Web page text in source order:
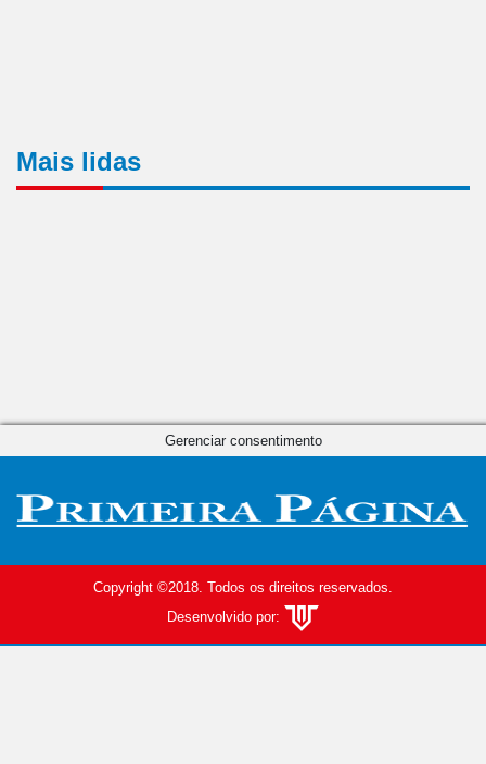
Mais lidas
Copyright ©2018. Todos os direitos reservados.
Desenvolvido por:
Gerenciar consentimento